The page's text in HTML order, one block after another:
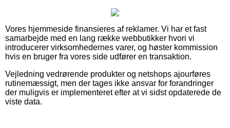
Vores hjemmeside finansieres af reklamer. Vi har et fast
samarbejde med en lang række webbutikker hvori vi
introducerer virksomhedernes varer, og høster kommission
hvis en bruger fra vores side udfører en transaktion.
Vejledning vedrørende produkter og netshops ajourføres
rutinemæssigt, men der tages ikke ansvar for forandringer
der muligvis er implementeret efter at vi sidst opdaterede de
viste data.